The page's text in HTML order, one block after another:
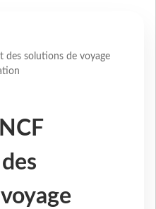
des solutions de voyage